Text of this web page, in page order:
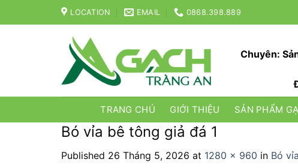
to
LOCATION EMAIL 0868.398.889
Chuyên:
TRANG CHỦ GIỚI THIỆU SẢN PHẨM
Bó vỉa bê tông giả đá 1
Published 26 Tháng 5, 2026 at 1280 × 960 in Bó